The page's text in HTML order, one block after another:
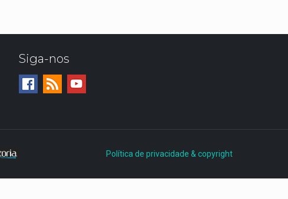
Siga-nos
Política de privacidade & copyright